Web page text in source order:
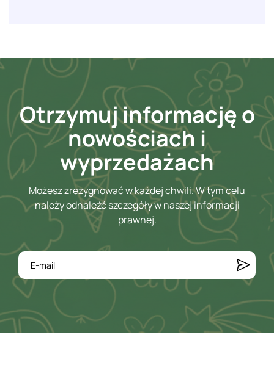
Otrzymuj informację o
nowościach i
wyprzedażach
Możesz zrezygnować w każdej chwili. W tym celu
należy odnaleźć szczegóły w naszej informacji
prawnej.